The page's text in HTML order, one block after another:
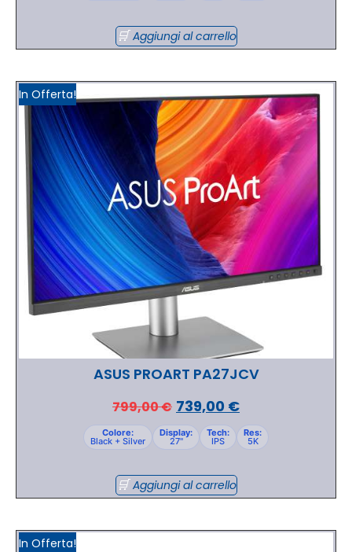
Aggiungi al carrello
In Offerta!
ASUS PROART PA27JCV
799,00€ 739,00 €
Colore:
Black + Silver
Display:
27"
Tech:
IPS
Res:
5K
Aggiungi al carrello
In Offerta!